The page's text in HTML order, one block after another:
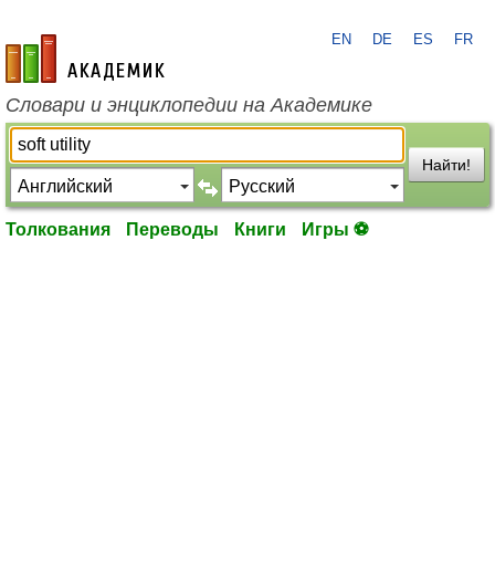
academic.ru
EN DE ES FR
Словари и энциклопедии на Академике
Найти!
Толкования Переводы Книги Игры ⚽